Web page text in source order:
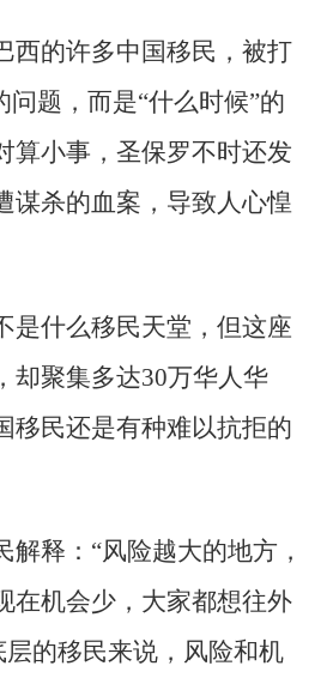
西的许多中国移民，被打
问题，而是“什么时候”的
算小事，圣保罗不时还发
谋杀的血案，导致人心惶
是什么移民天堂，但这座
却聚集多达30万华人华
移民还是有种难以抗拒的
解释：“风险越大的地方，
在机会少，大家都想往外
层的移民来说，风险和机